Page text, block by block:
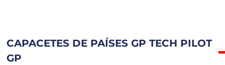
CAPACETES DE PAÍSES GP TECH PILOT
GP